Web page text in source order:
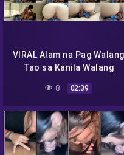
VIRAL Alam na Pag Walang
Tao sa Kanila Walang
Patumpik Tumpik Pa!
8 02:39